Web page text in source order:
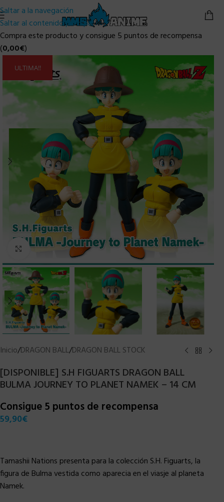
Saltar a la navegación
Saltar al contenido principal
Compra este producto y consigue 5 puntos de recompensa
(0,00€)
ULTIMA!!
Clic para ampliar
Inicio/DRAGON BALL/DRAGON BALL STOCK
[DISPONIBLE] S.H FIGUARTS DRAGON BALL
BULMA JOURNEY TO PLANET NAMEK – 14 CM
Consigue 5 puntos de recompensa
59,90€
Tamashii Nations presenta para la colección S.H. Figuarts, la
figura de Bulma vestida como aparecia en el viasje al planeta
Namek.